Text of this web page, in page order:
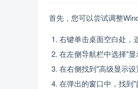
首先，您可以尝试调整
右键单击桌面空白处，
在左侧导航栏中选择"显
在右侧找到"高级显示设
在弹出的窗口中，找到"